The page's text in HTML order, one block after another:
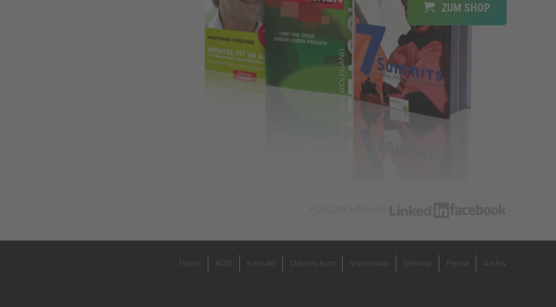
ZUM SHOP
Home AGB Kontakt Datenschutz Impressum Sitemap Presse Archiv